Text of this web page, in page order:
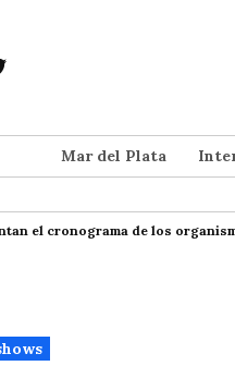
Mar del Plata
el cronograma de los